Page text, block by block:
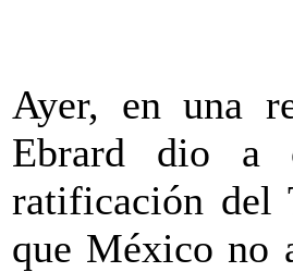
Ayer, en una
Ebrard dio a
ratificación del
que México no